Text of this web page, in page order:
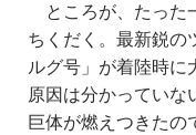
ところが、たった
ちくだく。最新鋭の
ルグ号」が着陸時に
原因は分かっていな
巨体が燃えつきたの